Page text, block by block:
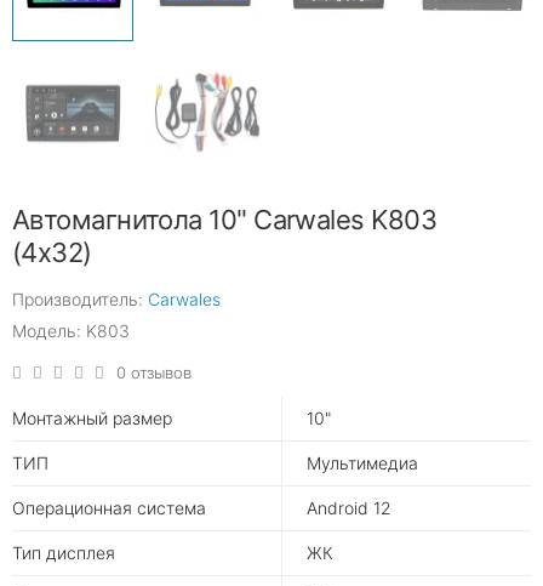
Автомагнитола 10" Carwales K803
(4x32)
Производитель: Carwales
Модель: K803
0 отзывов
Монтажный размер 10"
ТИП Мультимедиа
Операционная система Android 12
Тип дисплея ЖК